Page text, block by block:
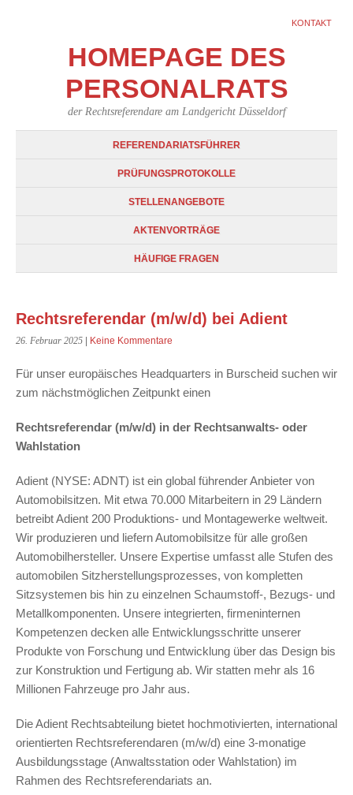
KONTAKT
HOMEPAGE DES
PERSONALRATS
der Rechtsreferendare am Landgericht Düsseldorf
REFERENDARIATSFÜHRER
PRÜFUNGSPROTOKOLLE
STELLENANGEBOTE
AKTENVORTRÄGE
HÄUFIGE FRAGEN
Rechtsreferendar (m/w/d) bei Adient
26. Februar 2025 Keine Kommentare
Für unser europäisches Headquarters in Burscheid suchen wir
zum nächstmöglichen Zeitpunkt einen
Rechtsreferendar (m/w/d) in der Rechtsanwalts- oder
Wahlstation
Adient (NYSE: ADNT) ist ein global führender Anbieter von
Automobilsitzen. Mit etwa 70.000 Mitarbeitern in 29 Ländern
betreibt Adient 200 Produktions- und Montagewerke weltweit.
Wir produzieren und liefern Automobilsitze für alle großen
Automobilhersteller. Unsere Expertise umfasst alle Stufen des
automobilen Sitzherstellungsprozesses, von kompletten
Sitzsystemen bis hin zu einzelnen Schaumstoff-, Bezugs- und
Metallkomponenten. Unsere integrierten, firmeninternen
Kompetenzen decken alle Entwicklungsschritte unserer
Produkte von Forschung und Entwicklung über das Design bis
zur Konstruktion und Fertigung ab. Wir statten mehr als 16
Millionen Fahrzeuge pro Jahr aus.
Die Adient Rechtsabteilung bietet hochmotivierten, international
orientierten Rechtsreferendaren (m/w/d) eine 3-monatige
Ausbildungsstage (Anwaltsstation oder Wahlstation) im
Rahmen des Rechtsreferendariats an.